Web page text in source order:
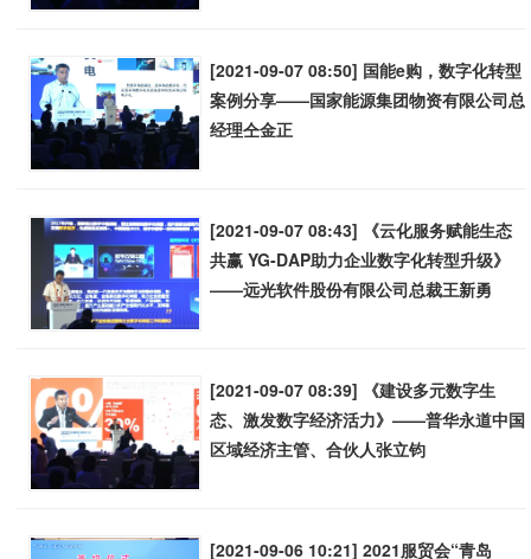
[2021-09-07 08:50] 国能e购，数字化转型
案例分享——国家能源集团物资有限公司总
经理仝金正
[2021-09-07 08:43] 《云化服务赋能生态
共赢 YG-DAP助力企业数字化转型升级》
——远光软件股份有限公司总裁王新勇
[2021-09-07 08:39] 《建设多元数字生
态、激发数字经济活力》——普华永道中国
区域经济主管、合伙人张立钧
[2021-09-06 10:21] 2021服贸会“青岛